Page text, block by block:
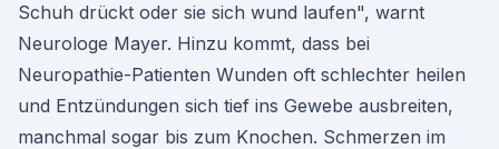
Schuh drückt oder sie sich wund laufen", warnt
Neurologe Mayer. Hinzu kommt, dass bei
Neuropathie-Patienten Wunden oft schlechter heilen
und Entzündungen sich tief ins Gewebe ausbreiten,
manchmal sogar bis zum Knochen. Schmerzen im